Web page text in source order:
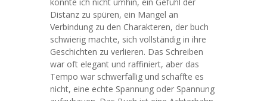
Distanz zu spüren, ein Mangel an
Verbindung zu den Charakteren, der buch
schwierig machte, sich vollständig in ihre
Geschichten zu verlieren. Das Schreiben
war oft elegant und raffiniert, aber das
Tempo war schwerfällig und schaffte es
nicht, eine echte Spannung oder Spannung